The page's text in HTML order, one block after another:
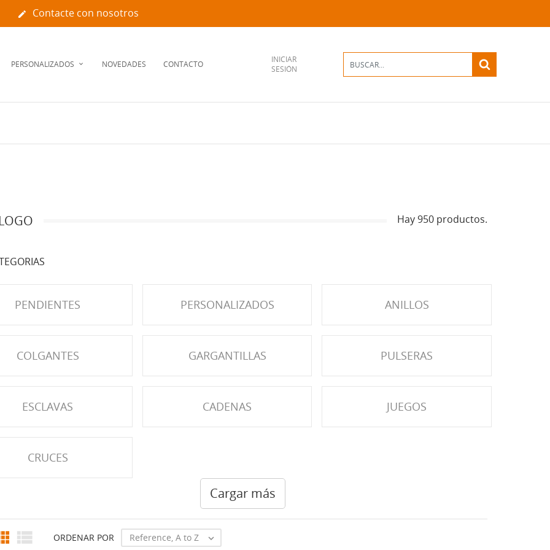
 Contacte con nosotros
PERSONALIZADOS NOVEDADES CONTACTO
INICIAR
SESIÓN
Hay 950 productos.
PENDIENTES PERSONALIZADOS ANILLOS
COLGANTES GARGANTILLAS PULSERAS
ESCLAVAS CADENAS JUEGOS
CRUCES
 ORDENAR POR Reference, A to Z 
Cargar más